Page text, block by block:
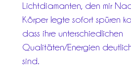
Lichtdiamanten, den mir
Körper legte sofort spüren
dass ihre unterschiedlichen
Qualitäten/Energien
sind.